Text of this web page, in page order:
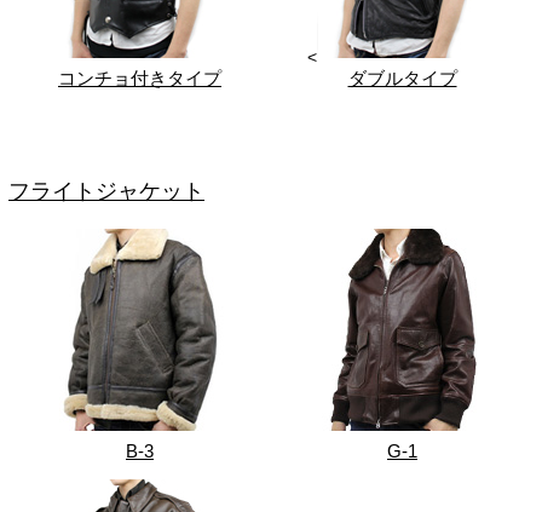
コンチョ付きタイプ
<
ダブルタイプ
フライトジャケット
B-3 G-1